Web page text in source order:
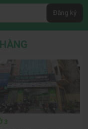
Đăng ký
3